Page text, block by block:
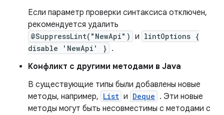
Если параметр проверки синтаксиса отключен,
рекомендуется удалить
@SuppressLint("NewApi") и lintOptions {
disable 'NewApi' } .
Конфликт с другими методами в Java
В существующие типы были добавлены новые
методы, например, List и Deque . Эти новые
методы могут быть несовместимы с методами с